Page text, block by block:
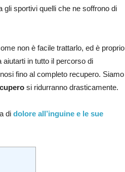
gli sportivi quelli che ne soffrono di
non è facile trattarlo, ed è proprio
in tutto il percorso di
fino al completo recupero. Siamo
si ridurranno drasticamente.
di dolore all’inguine e le sue